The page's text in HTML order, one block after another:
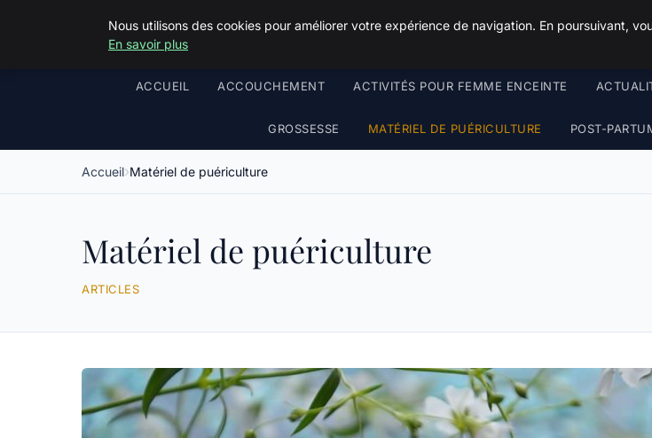
ACCUEIL ACCOUCHEMENT ACTIVITÉS POUR FEMME ENCEINTE
GROSSESSE MATÉRIEL DE PUÉRICULTURE POST-
Accueil Matériel de puériculture
Matériel de puériculture
ARTICLES
Nous utilisons des cookies pour améliorer votre expérience de navigation. En poursuivant,
En savoir plus